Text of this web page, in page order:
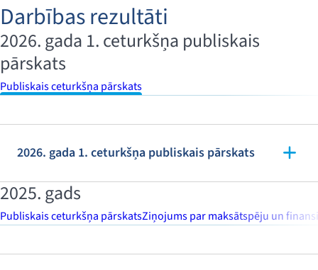
Darbības rezultāti
2026. gada 1. ceturkšņa publiskais
pārskats
Publiskais ceturkšņa pārskats
2026. gada 1. ceturkšņa publiskais pārskats
2025. gads
Publiskais ceturkšņa pārskatsZiņojums par maksātspēju un